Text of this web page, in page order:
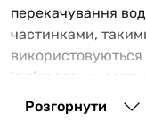
перекачування
частинками,
із підвалами,
будівництві та
змогу швидко
Розгорнути